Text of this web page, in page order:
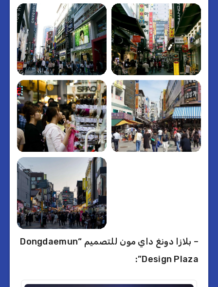
– بلازا دونغ داي مون للتصميم “Dongdaemun
Design Plaza”: